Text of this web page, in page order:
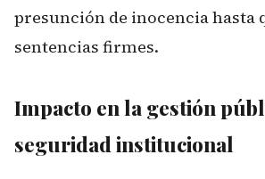
presunción de inocencia hasta
sentencias firmes.
Impacto en la gestión
seguridad institucional